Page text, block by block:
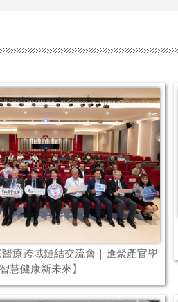
醫療跨域鏈結交流會｜匯聚產官學
慧健康新未來】